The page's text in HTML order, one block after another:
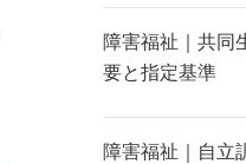
障害福祉｜共同
要と指定基準
障害福祉｜自立